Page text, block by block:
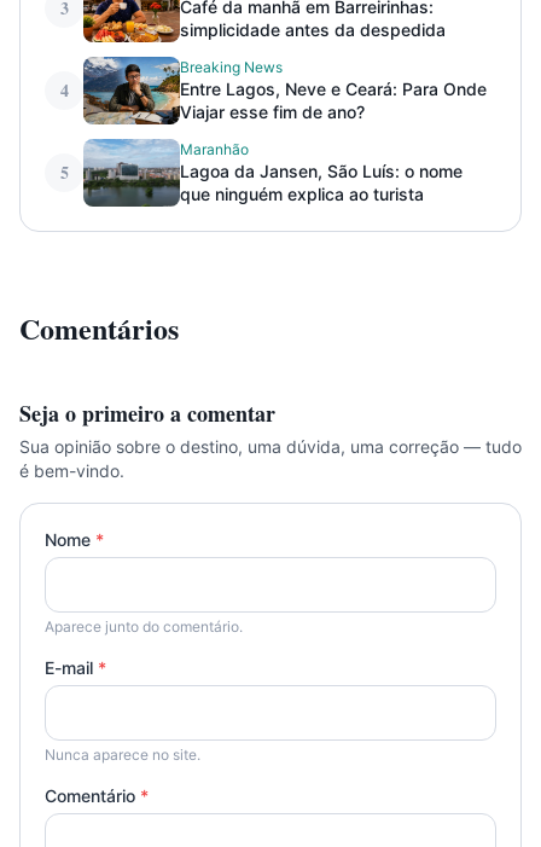
3
Café da manhã em Barreirinhas:
simplicidade antes da despedida
4
Breaking News
Entre Lagos, Neve e Ceará: Para Onde
Viajar esse fim de ano?
5
Maranhão
Lagoa da Jansen, São Luís: o nome
que ninguém explica ao turista
Comentários
Seja o primeiro a comentar
Sua opinião sobre o destino, uma dúvida, uma correção — tudo
é bem-vindo.
Nome *
Aparece junto do comentário.
E-mail *
Nunca aparece no site.
Comentário *